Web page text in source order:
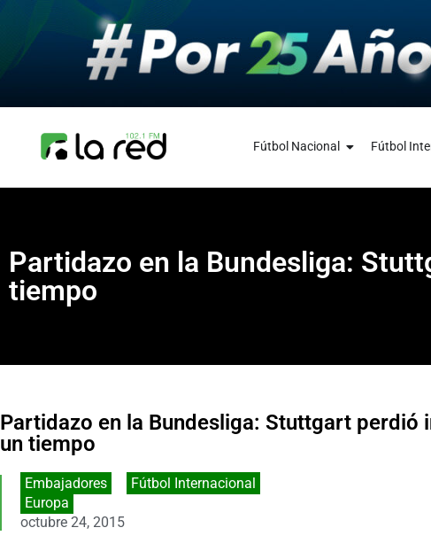
Fútbol Nacional Fútbol
Partidazo en la Bundesliga:
tiempo
Partidazo en la Bundesliga: Stuttgart perdió
un tiempo
Embajadores
Fútbol Internacional
Europa
octubre 24, 2015